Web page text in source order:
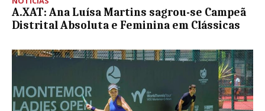
A.XAT: Ana Luísa Martins sagrou-se Campeã
Distrital Absoluta e Feminina em Clássicas